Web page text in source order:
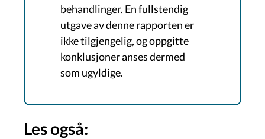
behandlinger. En fullstendig
utgave av denne rapporten er
ikke tilgjengelig, og oppgitte
konklusjoner anses dermed
som ugyldige.
Les også: